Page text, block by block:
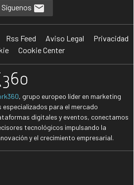
Síguenos
Rss Feed Aviso Legal
Privacidad
Cookie Center
, grupo europeo líder en marketing
especializados para el mercado
digitales y eventos, conectamos
tecnológicos impulsando la
y el crecimiento empresarial.